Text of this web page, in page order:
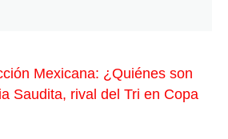
Mexicana: ¿Quiénes son
Saudita, rival del Tri en Copa